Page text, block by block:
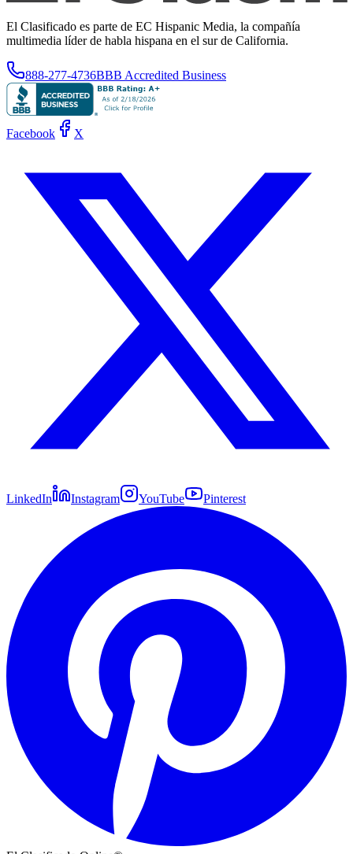
El Clasificado es parte de EC Hispanic Media, la compañía
multimedia líder de habla hispana en el sur de California.
888-277-4736BBB Accredited Business
Facebook X
LinkedIn Instagram YouTube Pinterest